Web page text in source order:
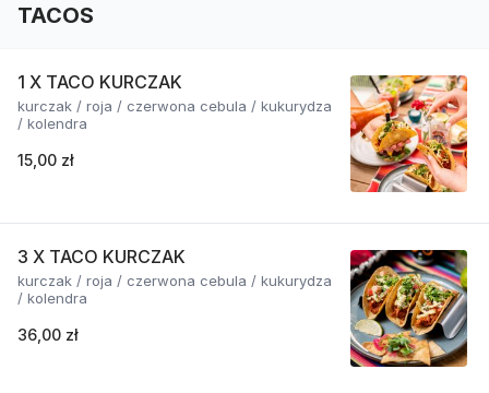
TACOS
1 X TACO KURCZAK
kurczak / roja / czerwona cebula / kukurydza
/ kolendra
15,00 zł
3 X TACO KURCZAK
kurczak / roja / czerwona cebula / kukurydza
/ kolendra
36,00 zł